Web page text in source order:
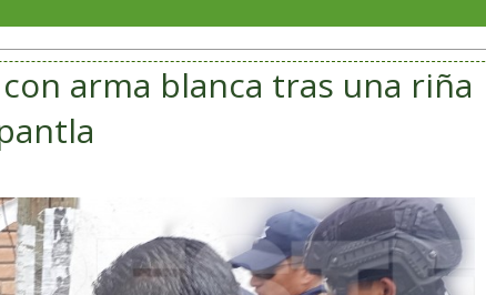
arma blanca tras una riña